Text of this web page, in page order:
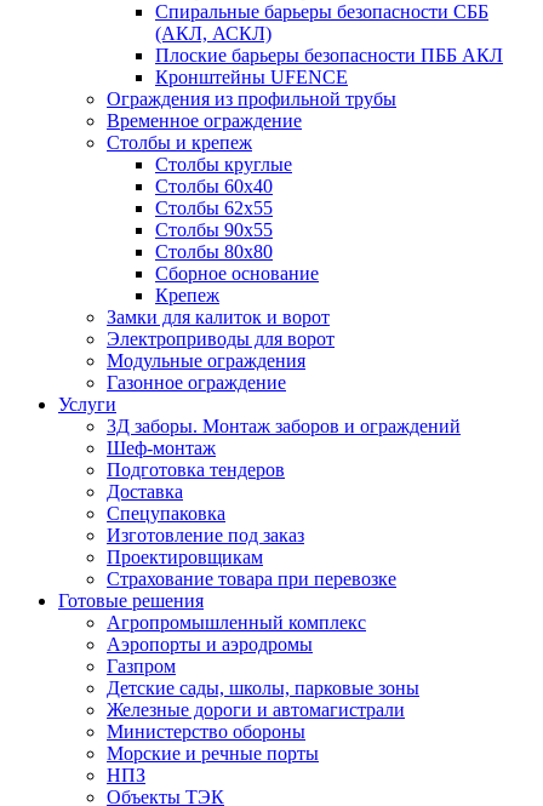
Спиральные барьеры безопасности СББ
(АКЛ, АСКЛ)
Плоские барьеры безопасности ПББ АКЛ
Кронштейны UFENCE
Ограждения из профильной трубы
Временное ограждение
Столбы и крепеж
Столбы круглые
Столбы 60х40
Столбы 62х55
Столбы 90х55
Столбы 80х80
Сборное основание
Крепеж
Замки для калиток и ворот
Электроприводы для ворот
Модульные ограждения
Газонное ограждение
Услуги
3Д заборы. Монтаж заборов и ограждений
Шеф-монтаж
Подготовка тендеров
Доставка
Спецупаковка
Изготовление под заказ
Проектировщикам
Страхование товара при перевозке
Готовые решения
Агропромышленный комплекс
Аэропорты и аэродромы
Газпром
Детские сады, школы, парковые зоны
Железные дороги и автомагистрали
Министерство обороны
Морские и речные порты
НПЗ
Объекты ТЭК